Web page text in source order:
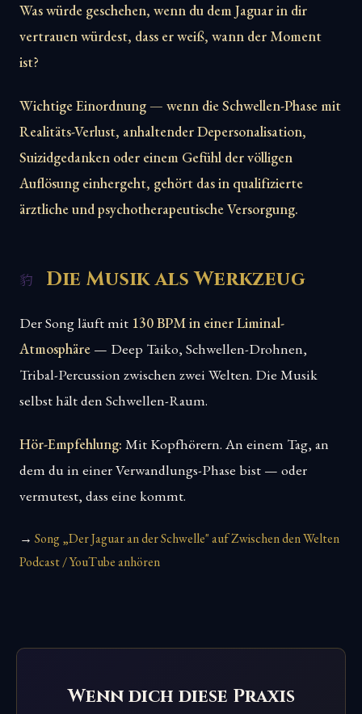
Was würde geschehen, wenn du dem Jaguar in dir
vertrauen würdest, dass er weiß, wann der Moment
ist?
Wichtige Einordnung — wenn die Schwellen-Phase mit
Realitäts-Verlust, anhaltender Depersonalisation,
Suizidgedanken oder einem Gefühl der völligen
Auflösung einhergeht, gehört das in qualifizierte
ärztliche und psychotherapeutische Versorgung.
Die Musik als Werkzeug
Der Song läuft mit 130 BPM in einer Liminal-
Atmosphäre — Deep Taiko, Schwellen-Drohnen,
Tribal-Percussion zwischen zwei Welten. Die Musik
selbst hält den Schwellen-Raum.
Hör-Empfehlung: Mit Kopfhörern. An einem Tag, an
dem du in einer Verwandlungs-Phase bist — oder
vermutest, dass eine kommt.
→ Song „Der Jaguar an der Schwelle" auf Zwischen den Welten
Podcast / YouTube anhören
Wenn dich diese Praxis